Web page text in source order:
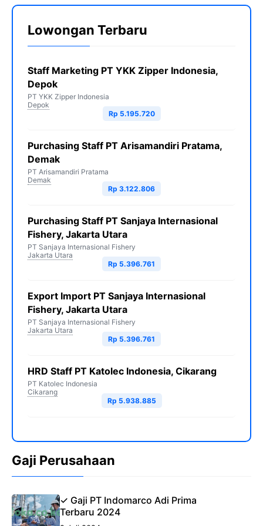
Lowongan Terbaru
Staff Marketing PT YKK Zipper Indonesia,
Depok
PT YKK Zipper Indonesia
Depok
Rp 5.195.720
Purchasing Staff PT Arisamandiri Pratama,
Demak
PT Arisamandiri Pratama
Demak
Rp 3.122.806
Purchasing Staff PT Sanjaya Internasional
Fishery, Jakarta Utara
PT Sanjaya Internasional Fishery
Jakarta Utara
Rp 5.396.761
Export Import PT Sanjaya Internasional
Fishery, Jakarta Utara
PT Sanjaya Internasional Fishery
Jakarta Utara
Rp 5.396.761
HRD Staff PT Katolec Indonesia, Cikarang
PT Katolec Indonesia
Cikarang
Rp 5.938.885
Gaji Perusahaan
✓ Gaji PT Indomarco Adi Prima
Terbaru 2024